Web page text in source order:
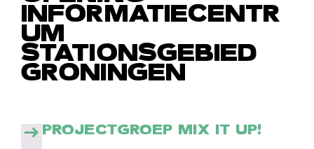
INFORMATIECENTR
UM
STATIONSGEBIED
GRONINGEN
PROJECTGROEP MIX IT UP!